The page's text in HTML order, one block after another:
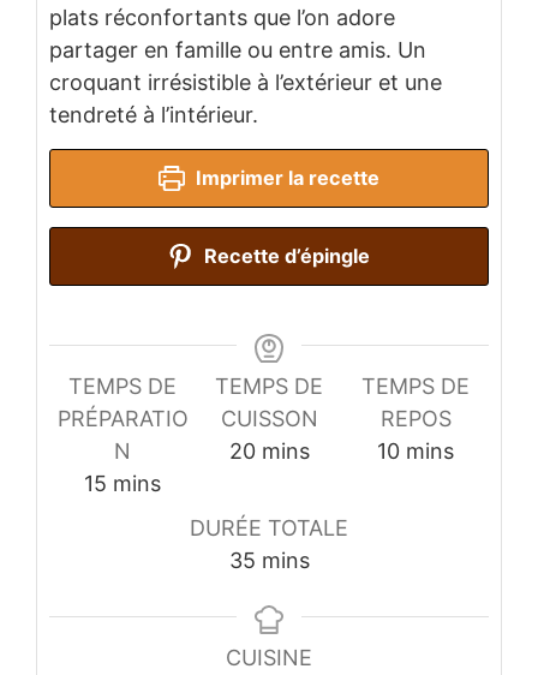
plats réconfortants que l’on adore
partager en famille ou entre amis. Un
croquant irrésistible à l’extérieur et une
tendreté à l’intérieur.
Imprimer la recette
Recette d’épingle
TEMPS DE
PRÉPARATIO
N
15 minutes
mins
TEMPS DE
CUISSON
20minutes
mins
TEMPS DE
REPOS
10minutes
mins
DURÉE TOTALE
35minutes
mins
CUISINE